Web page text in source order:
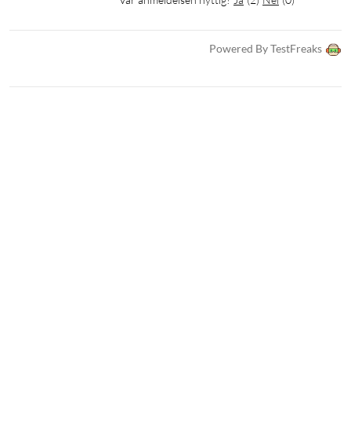
Powered By TestFreaks